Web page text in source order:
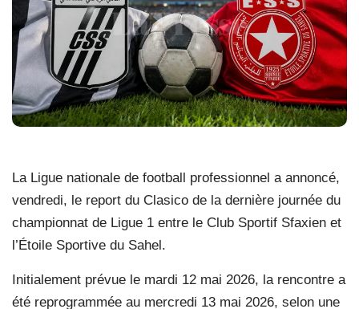
La Ligue nationale de football professionnel a annoncé,
vendredi, le report du Clasico de la dernière journée du
championnat de Ligue 1 entre le Club Sportif Sfaxien et
l’Étoile Sportive du Sahel.
Initialement prévue le mardi 12 mai 2026, la rencontre a
été reprogrammée au mercredi 13 mai 2026, selon une